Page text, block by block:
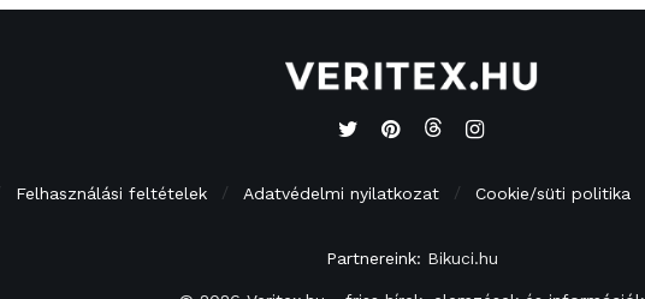
Felhasználási feltételek Adatvédelmi nyilatkozat Cookie/süti politika
Partnereink: Bikuci.hu